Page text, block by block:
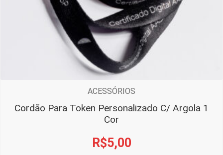
ACESSÓRIOS
Cordão Para Token Personalizado C/ Argola 1
Cor
R$5,00